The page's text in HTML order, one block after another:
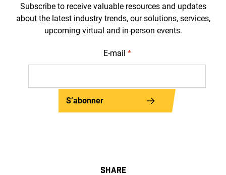
Subscribe to receive valuable resources and updates
about the latest industry trends, our solutions, services,
upcoming virtual and in-person events.
E-mail *
S’abonner
SHARE